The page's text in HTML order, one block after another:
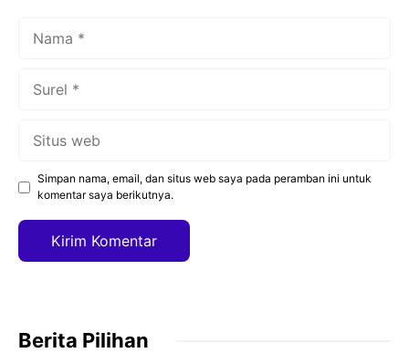
Simpan nama, email, dan situs web saya pada peramban ini untuk
komentar saya berikutnya.
Berita Pilihan